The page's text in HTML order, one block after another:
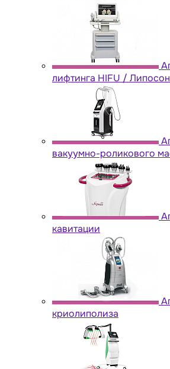
лифтинга HIFU /
вакуумно-роликового
кавитации
криолиполиза